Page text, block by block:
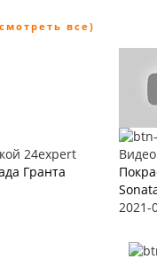
все)
24expert
Гранта
2021-